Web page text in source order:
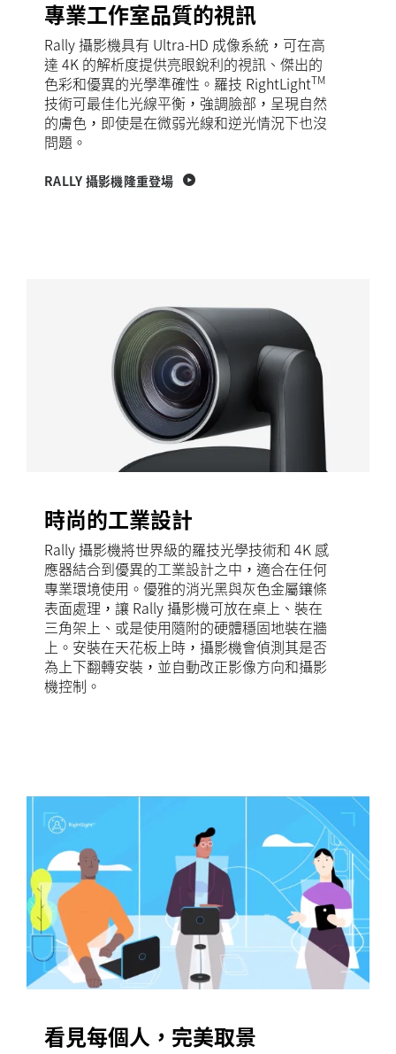
專業工作室品質的視訊
Rally 攝影機具有 Ultra-HD 成像系統，可在高
達 4K 的解析度提供亮眼銳利的視訊、傑出的
色彩和優異的光學準確性。羅技 RightLightTM
技術可最佳化光線平衡，強調臉部，呈現自然
的膚色，即使是在微弱光線和逆光情況下也沒
問題。
RALLY 攝影機隆重登場
時尚的工業設計
Rally 攝影機將世界級的羅技光學技術和 4K 感
應器結合到優異的工業設計之中，適合在任何
專業環境使用。優雅的消光黑與灰色金屬鑲條
表面處理，讓 Rally 攝影機可放在桌上、裝在
三角架上、或是使用隨附的硬體穩固地裝在牆
上。安裝在天花板上時，攝影機會偵測其是否
為上下翻轉安裝，並自動改正影像方向和攝影
機控制。
看見每個人，完美取景